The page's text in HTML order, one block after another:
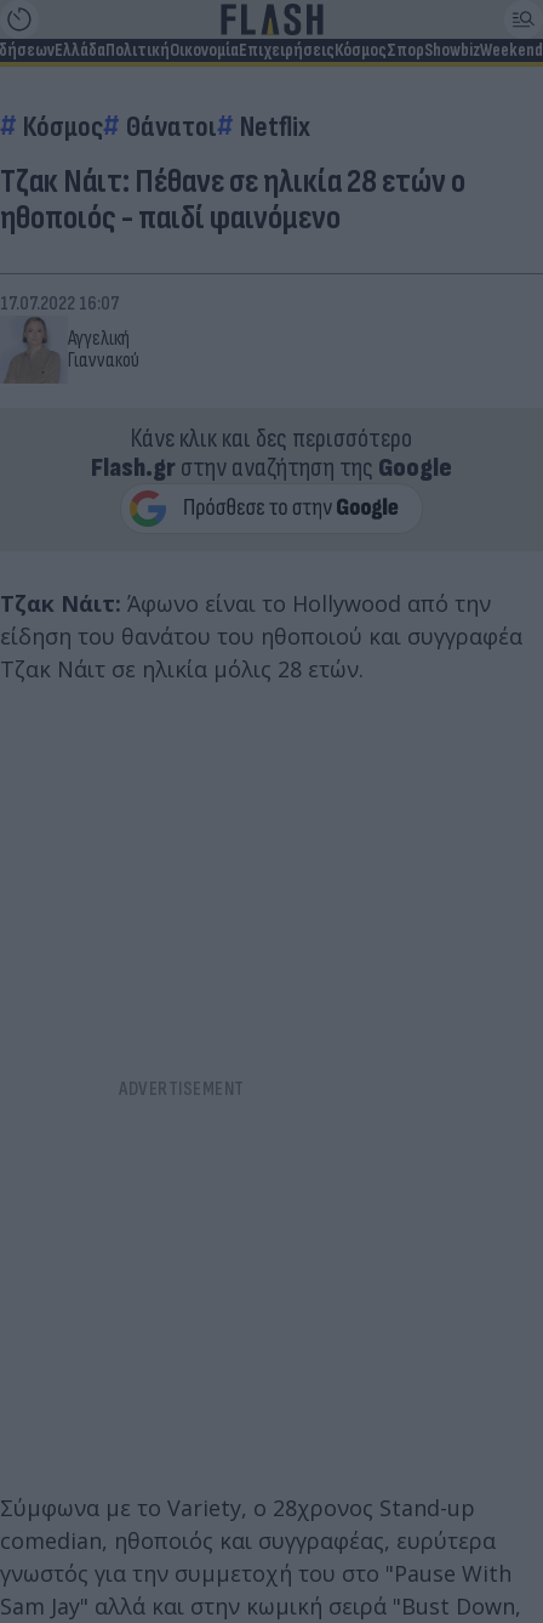
ΕλλάδαΠολιτικήΟικονομίαΕπιχειρήσειςΚόσμοςΣπορShowbizWeekend
Κόσμος Θάνατοι Netflix
Τζακ Νάιτ: Πέθανε σε ηλικία 28 ετών ο
ηθοποιός - παιδί φαινόμενο
Αγγελική
Γιαννακού
17.07.2022 16:07
Κάνε κλικ και δες περισσότερο
Flash.grστην αναζήτηση της Google
Τζακ Νάιτ: Άφωνο είναι το Hollywood από την
είδηση του θανάτου του ηθοποιού και συγγραφέα
Τζακ Νάιτ σε ηλικία μόλις 28 ετών.
Σύμφωνα με το Variety, ο 28χρονος Stand-up
comedian, ηθοποιός και συγγραφέας, ευρύτερα
γνωστός για την συμμετοχή του στο "Pause With
Sam Jay" αλλά και στην κωμική σειρά "Bust Down,